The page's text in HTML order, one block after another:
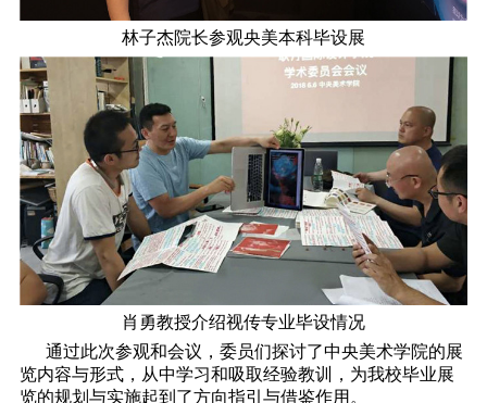
林子杰院长参观央美本科毕设展
肖勇教授介绍视传专业毕设情况
通过此次参观和会议，委员们探讨了中央美术学院的展
览内容与形式，从中学习和吸取经验教训，为我校毕业展
览的规划与实施起到了方向指引与借鉴作用。